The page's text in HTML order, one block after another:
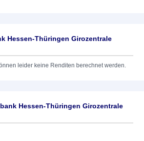
Hessen-Thüringen Girozentrale
leider keine Renditen berechnet werden.
Hessen-Thüringen Girozentrale